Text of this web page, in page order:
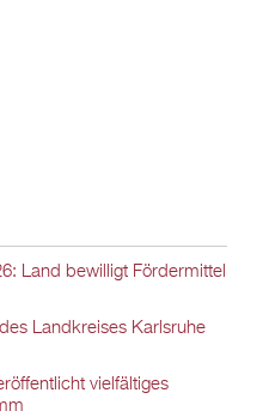
Land bewilligt Fördermittel
Landkreises Karlsruhe
vielfältiges